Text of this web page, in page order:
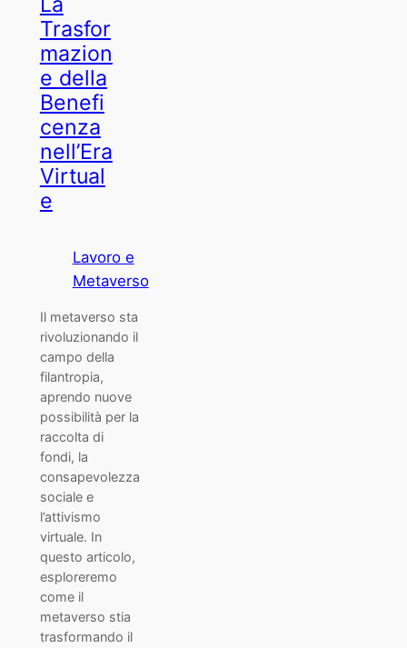
Trasfor
mazion
e della
Benefi
cenza
nell’Era
Virtual
e
Lavoro e
Metaverso
Il metaverso sta
rivoluzionando il
campo della
filantropia,
aprendo nuove
possibilità per la
raccolta di
fondi, la
consapevolezza
sociale e
l’attivismo
virtuale. In
questo articolo,
esploreremo
come il
metaverso stia
trasformando il